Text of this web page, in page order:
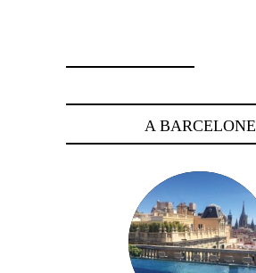
A BARCELONE